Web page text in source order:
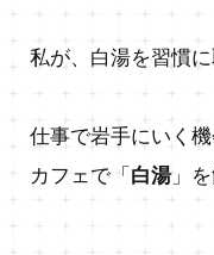
私が、白湯を習慣
仕事で岩手にいく
カフェで「白湯」